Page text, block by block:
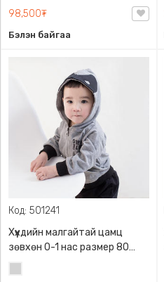
Урт ханцуйтай
98,500₮
Бэлэн байгаа
Код: 501241
Хүүхдийн малгайтай цамц
зөвхөн 0-1 нас размер 80
сонголттой